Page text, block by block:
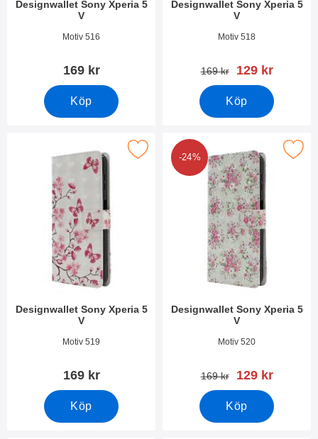
Designwallet Sony Xperia 5
V
Art. nr 49511Motiv 516
169 kr
Köp
Designwallet Sony Xperia 5
V
Art. nr 49510Motiv 518
tidigare pris
169 kr rea pris
129 kr
Köp
Designwallet Sony Xperia 5
V
Art. nr 49509Motiv 519
169 kr
Köp
Makera designwallet Sony Xperia 5 V som favorit
-24%
Designwallet Sony Xperia 5
V
Art. nr 49508Motiv 520
tidigare pris
169 kr rea pris
129 kr
Köp
Makera designwallet Sony